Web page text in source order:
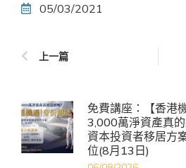
05/03/2021
上一篇
免費講座：【香港
3,000萬淨資產真
資本投資者移居方
位(8月13日)